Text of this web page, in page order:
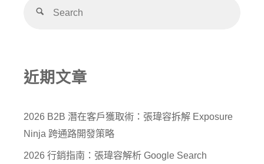
近期文章
2026 B2B 潛在客戶獲取術：張瑋容拆解 Exposure
Ninja 跨通路開發策略
2026 行銷指南：張瑋容解析 Google Search